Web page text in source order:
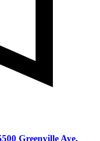
Greenville Ave,